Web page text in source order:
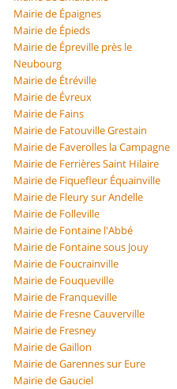
Mairie de Épaignes
Mairie de Épieds
Mairie de Épreville près le
Neubourg
Mairie de Étréville
Mairie de Évreux
Mairie de Fains
Mairie de Fatouville Grestain
Mairie de Faverolles la Campagne
Mairie de Ferrières Saint Hilaire
Mairie de Fiquefleur Équainville
Mairie de Fleury sur Andelle
Mairie de Folleville
Mairie de Fontaine l'Abbé
Mairie de Fontaine sous Jouy
Mairie de Foucrainville
Mairie de Fouqueville
Mairie de Franqueville
Mairie de Fresne Cauverville
Mairie de Fresney
Mairie de Gaillon
Mairie de Garennes sur Eure
Mairie de Gauciel